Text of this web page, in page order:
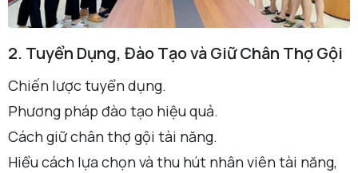
2. Tuyển Dụng, Đào Tạo và Giữ Chân Thợ Gội
Chiến lược tuyển dụng.
Phương pháp đào tạo hiệu quả.
Cách giữ chân thợ gội tài năng.
Hiểu cách lựa chọn và thu hút nhân viên tài năng,